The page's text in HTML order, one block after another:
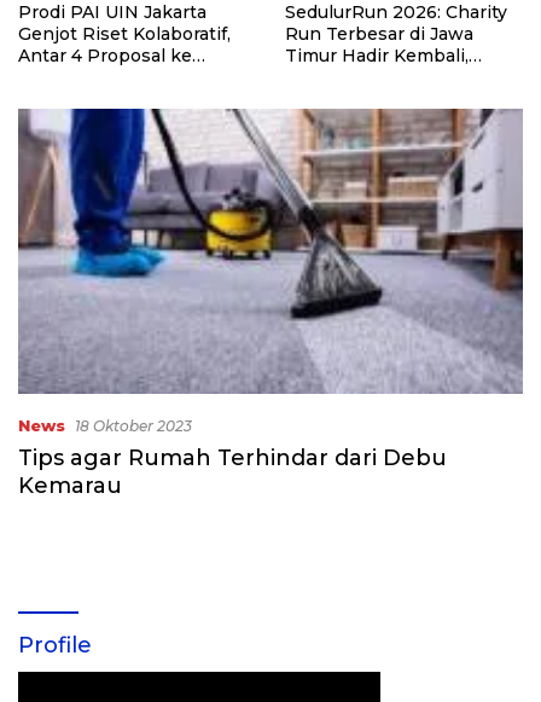
Prodi PAI UIN Jakarta
Genjot Riset Kolaboratif,
Antar 4 Proposal ke
SedulurRun 2026: Charity
Run Terbesar di Jawa
Timur Hadir Kembali,
Santri dan Guru Honorer
News 18 Oktober 2023
Tips agar Rumah Terhindar dari Debu
Kemarau
Profile